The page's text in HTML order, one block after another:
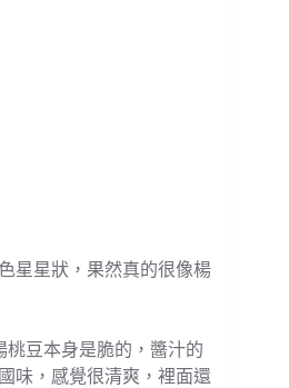
星星狀，果然真的很像楊
豆本身是脆的，醬汁的
味，感覺很清爽，裡面還